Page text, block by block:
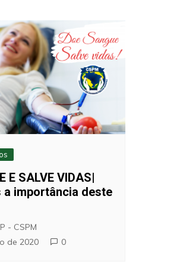
E SALVE VIDAS|
a importância deste
- CSPM
de 2020
0